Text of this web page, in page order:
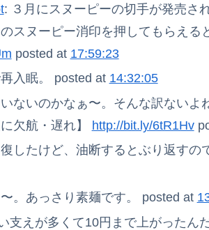
: ３月にスヌーピーの切手が発売さ
スヌーピー消印を押してもらえる
posted at 17:59:23
入眠。 posted at 14:32:05
ないのかなぁ〜。そんな訳ないよ
欠航・遅れ】 http://bit.ly/6tR1Hv
したけど、油断するとぶり返すの
。あっさり素麺です。 posted at
支えが多くて10円まで上がったん